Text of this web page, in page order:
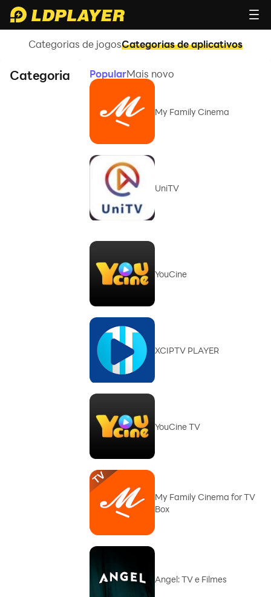
Categorias de jogosCategorias de aplicativos
Categoria PopularMais novo
My Family Cinema
UniTV
YouCine
XCIPTV PLAYER
YouCine TV
My Family Cinema for TV
Box
Angel: TV e Filmes